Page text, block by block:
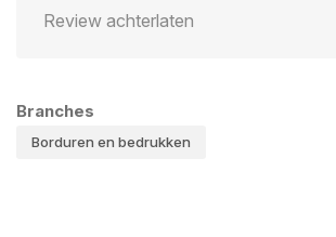
Review achterlaten
Branches
Borduren en bedrukken